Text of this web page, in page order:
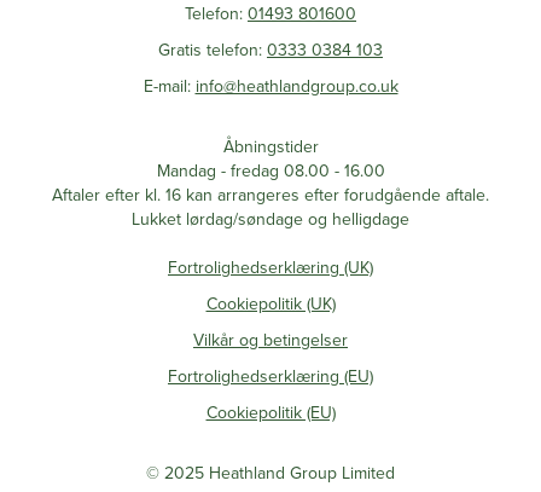
Telefon: 01493 801600
Gratis telefon: 0333 0384 103
E-mail: info@heathlandgroup.co.uk
Åbningstider
Mandag - fredag 08.00 - 16.00
Aftaler efter kl. 16 kan arrangeres efter forudgående aftale.
Lukket lørdag/søndage og helligdage
Fortrolighedserklæring (UK)
Cookiepolitik (UK)
Vilkår og betingelser
Fortrolighedserklæring (EU)
Cookiepolitik (EU)
© 2025 Heathland Group Limited